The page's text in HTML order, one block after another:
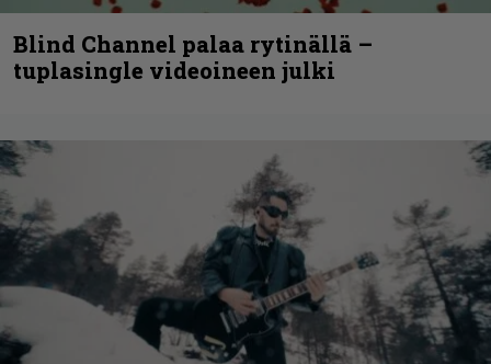
Blind Channel palaa rytinällä –
tuplasingle videoineen julki